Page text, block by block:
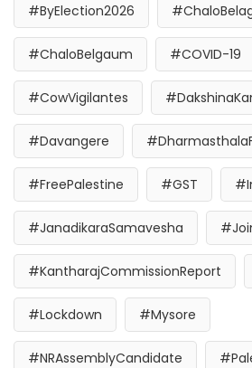
#ByElection2026
#ChaloBelgaum #COVID-19
#CowVigilantes
#Davangere
#FreePalestine #GST
#JanadikaraSamavesha
#KantharajCommissionReport
#Lockdown #Mysore
#NRAssemblyCandidate